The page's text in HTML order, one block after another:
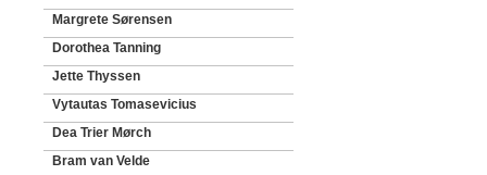
Margrete Sørensen
Dorothea Tanning
Jette Thyssen
Vytautas Tomasevicius
Dea Trier Mørch
Bram van Velde